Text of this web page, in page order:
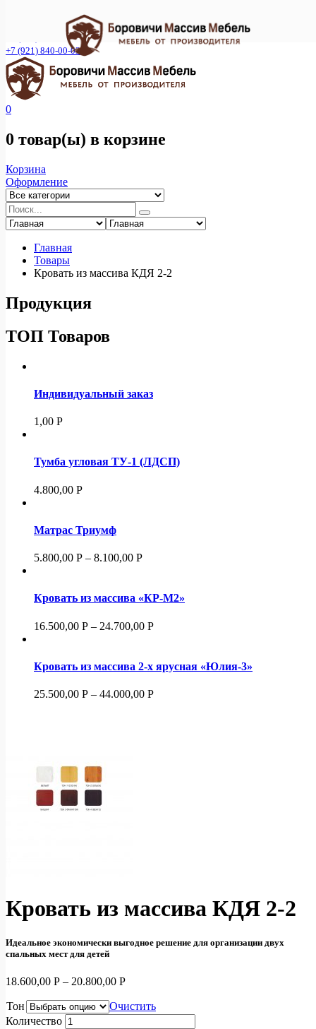
Фирменный интернет- магазин мебельной фабрики "Смена
+7 (921) 840-00-02
+7 (921) 840-00-03
0
0 товар(ы) в корзине
Корзина
Оформление
Главная
Товары
Кровать из массива КДЯ 2-2
Продукция
ТОП Товаров
Индивидуальный заказ
1,00 Р
Тумба угловая ТУ-1 (ЛДСП)
4.800,00 Р
Матрас Триумф
5.800,00 Р – 8.100,00 Р
Кровать из массива «КР-М2»
16.500,00 Р – 24.700,00 Р
Кровать из массива 2-х ярусная «Юлия-3»
25.500,00 Р – 44.000,00 Р
Кровать из массива КДЯ 2-2
Идеальное экономически выгодное решение для организации двух
спальных мест для детей
18.600,00 Р – 20.800,00 Р
Тон
Очистить
Количество